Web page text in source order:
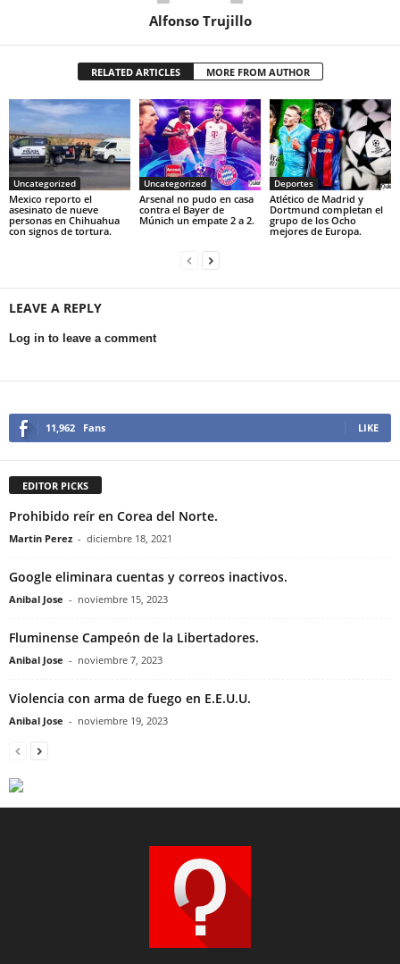
Alfonso Trujillo
RELATED ARTICLES MORE FROM AUTHOR
Uncategorized
Mexico reporto el
asesinato de nueve
personas en Chihuahua
con signos de tortura.
Uncategorized
Arsenal no pudo en casa
contra el Bayer de
Múnich un empate 2 a 2.
Deportes
Atlético de Madrid y
Dortmund completan el
grupo de los Ocho
mejores de Europa.
LEAVE A REPLY
Log in to leave a comment
11,962 Fans LIKE
EDITOR PICKS
Prohibido reír en Corea del Norte.
Martin Perez - diciembre 18, 2021
Google eliminara cuentas y correos inactivos.
Anibal Jose - noviembre 15, 2023
Fluminense Campeón de la Libertadores.
Anibal Jose - noviembre 7, 2023
Violencia con arma de fuego en E.E.U.U.
Anibal Jose - noviembre 19, 2023